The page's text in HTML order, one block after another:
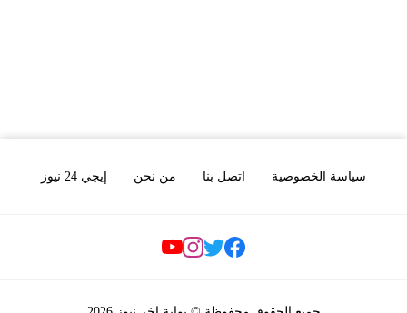
سياسة الخصوصية اتصل بنا من نحن إيجي 24 نيوز
Social Links